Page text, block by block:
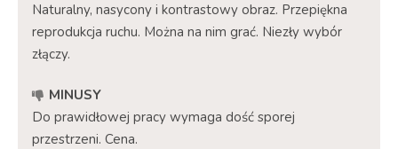
Naturalny, nasycony i kontrastowy obraz. Przepiękna
reprodukcja ruchu. Można na nim grać. Niezły wybór
złączy.
MINUSY
Do prawidłowej pracy wymaga dość sporej
przestrzeni. Cena.